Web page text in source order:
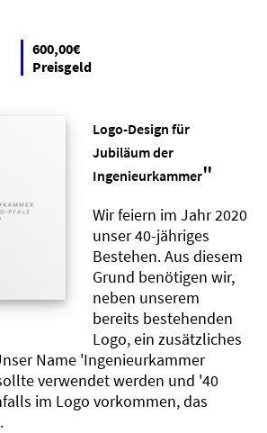
600,00€
Preisgeld
Logo-Design für
Jubiläum der
Ingenieurkammer"
Wir feiern im Jahr 2020
unser 40-jähriges
Bestehen. Aus diesem
Grund benötigen wir,
neben unserem
bereits bestehenden
Logo, ein zusätzliches
Name 'Ingenieurkammer
verwendet werden und '40
im Logo vorkommen, das